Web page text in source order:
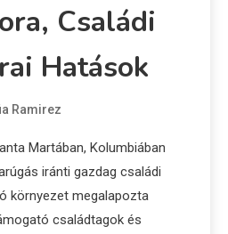
Családi
Hatások
Ramirez
Martában, Kolumbiában
iránti gazdag családi
környezet megalapozta
családtagok és